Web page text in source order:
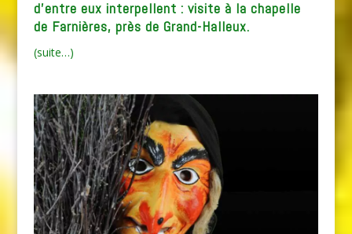
d’entre eux interpellent : visite à la chapelle
de Farnières, près de Grand-Halleux.
(suite…)